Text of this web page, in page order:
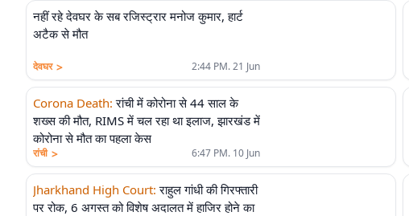
नहीं रहे देवघर के सब रजिस्ट्रार मनोज कुमार, हार्ट
अटैक से मौत
देवघर > 2:44 PM. 21 Jun
Corona Death: रांची में कोरोना से 44 साल के
शख्स की मौत, RIMS में चल रहा था इलाज, झारखंड में
कोरोना से मौत का पहला केस
रांची > 6:47 PM. 10 Jun
Jharkhand High Court: राहुल गांधी की गिरफ्तारी
पर रोक, 6 अगस्त को विशेष अदालत में हाजिर होने का